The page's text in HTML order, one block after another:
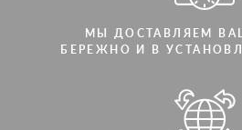
МЫ ДОСТАВЛЯЕМ
БЕРЕЖНО И В